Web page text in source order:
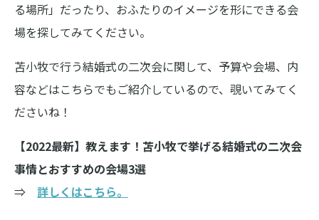
る場所」だったり、おふたりのイメージを形にできる会
場を探してみてください。
苫小牧で行う結婚式の二次会に関して、予算や会場、内
容などはこちらでもご紹介しているので、覗いてみてく
ださいね！
【2022最新】教えます！苫小牧で挙げる結婚式の二次会
事情とおすすめの会場3選
⇒ 詳しくはこちら。